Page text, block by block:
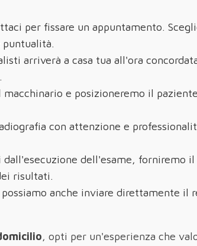
per fissare un appuntamento.
arriverà a casa tua all'ora
macchinario e posizioneremo il
con attenzione e
dall'esecuzione dell'esame, forniremo
risultati.
anche inviare direttamente
, opti per un'esperienza che